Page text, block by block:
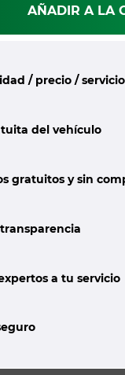
AÑADIR A LA
/ precio / servicio
del vehículo
gratuitos y sin
a tu servicio